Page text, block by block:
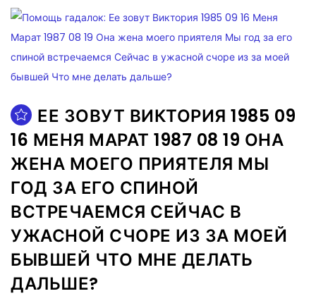
ЕЕ ЗОВУТ ВИКТОРИЯ 1985 09
16 МЕНЯ МАРАТ 1987 08 19 ОНА
ЖЕНА МОЕГО ПРИЯТЕЛЯ МЫ
ГОД ЗА ЕГО СПИНОЙ
ВСТРЕЧАЕМСЯ СЕЙЧАС В
УЖАСНОЙ СЧОРЕ ИЗ ЗА МОЕЙ
БЫВШЕЙ ЧТО МНЕ ДЕЛАТЬ
ДАЛЬШЕ?